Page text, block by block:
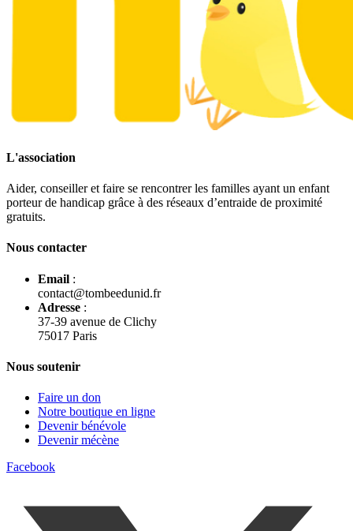
L'association
Aider, conseiller et faire se rencontrer les familles ayant un enfant
porteur de handicap grâce à des réseaux d’entraide de proximité
gratuits.
Nous contacter
Email :
contact@tombeedunid.fr
Adresse :
37-39 avenue de Clichy
75017 Paris
Nous soutenir
Faire un don
Notre boutique en ligne
Devenir bénévole
Devenir mécène
Facebook